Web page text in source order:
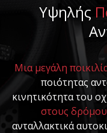
Υψηλής
Μια μεγάλη
ποιότητας
κινητικότητα του
στους
ανταλλακτικά